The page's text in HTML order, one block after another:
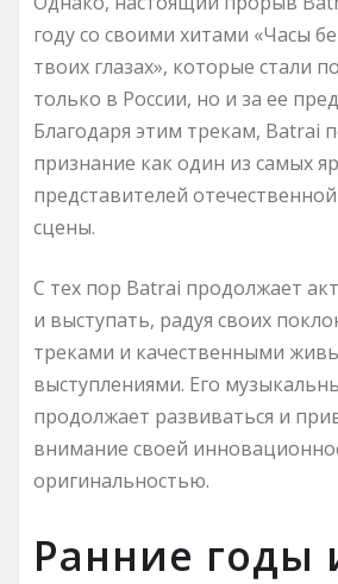
году со своими хитами «Часы
твоих глазах», которые стали
только в России, но и за ее
Благодаря этим трекам, Batrai
признание как один из самых
представителей
сцены.
С тех пор Batrai продолжает
и выступать, радуя своих
треками и качественными
выступлениями. Его
продолжает развиваться и
внимание своей
оригинальностью.
Ранние годы